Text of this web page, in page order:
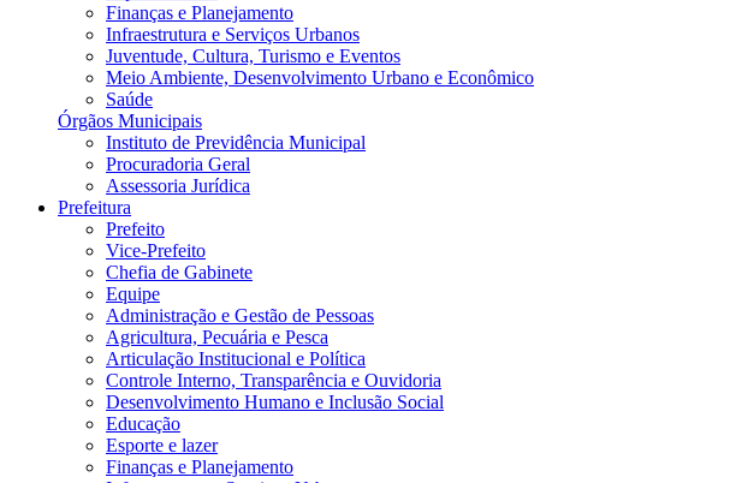
Finanças e Planejamento
Infraestrutura e Serviços Urbanos
Juventude, Cultura, Turismo e Eventos
Meio Ambiente, Desenvolvimento Urbano e Econômico
Saúde
Órgãos Municipais
Instituto de Previdência Municipal
Procuradoria Geral
Assessoria Jurídica
Prefeitura
Prefeito
Vice-Prefeito
Chefia de Gabinete
Equipe
Administração e Gestão de Pessoas
Agricultura, Pecuária e Pesca
Articulação Institucional e Política
Controle Interno, Transparência e Ouvidoria
Desenvolvimento Humano e Inclusão Social
Educação
Esporte e lazer
Finanças e Planejamento